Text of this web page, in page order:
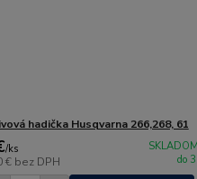
hadička Husqvarna 266,268, 61
/ks
€ bez DPH
do